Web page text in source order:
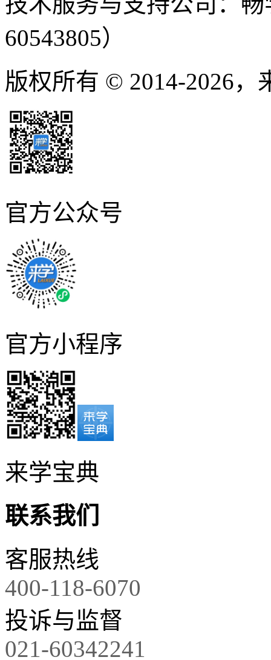
60543805）
版权所有 © 2014-2026，
官方公众号
官方小程序
来学宝典
联系我们
客服热线
400-118-6070
投诉与监督
021-60342241